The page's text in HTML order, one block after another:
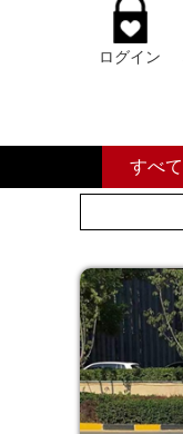
ログイン
すべて